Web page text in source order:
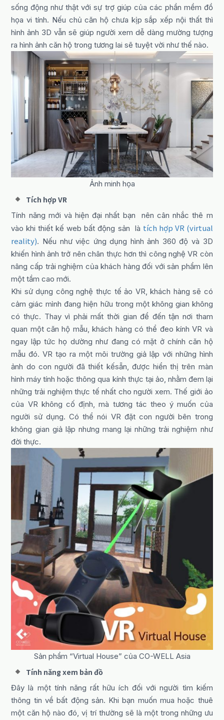
sống động như thật với sự trợ giúp của các phần mềm đồ
họa vi tính. Nếu chủ căn hộ chưa kịp sắp xếp nội thất thì
hình ảnh 3D vẫn sẽ giúp người xem dễ dàng mường tượng
ra hình ảnh căn hộ trong tương lai sẽ tuyệt vời như thế nào.
Ảnh minh họa
Tích hợp VR
Tính năng mới và hiện đại nhất bạn nên cân nhắc thê m
vào khi thiết kế web bất động sản là tích hợp VR (virtual
reality). Nếu như việc ứng dụng hình ảnh 360 độ và 3D
khiến hình ảnh trở nên chân thực hơn thì công nghệ VR còn
nâng cấp trải nghiệm của khách hàng đối với sản phẩm lên
một tầm cao mới.
Khi sử dụng công nghệ thực tế ảo VR, khách hàng sẽ có
cảm giác mình đang hiện hữu trong một không gian không
có thực. Thay vì phải mất thời gian để đến tận nơi tham
quan một căn hộ mẫu, khách hàng có thể đeo kính VR và
ngay lập tức họ dường như đang có mặt ở chính căn hộ
mẫu đó. VR tạo ra một môi trường giả lập với những hình
ảnh do con người đã thiết kếsẵn, được hiển thị trên màn
hình máy tính hoặc thông qua kính thực tại ảo, nhằm đem lại
những trải nghiệm thực tế nhất cho người xem. Thế giới ảo
của VR không cố định, mà tương tác theo ý muốn của
người sử dụng. Có thể nói VR đặt con người bên trong
không gian giả lập nhưng mang lại những trải nghiệm như
đời thực.
Sản phẩm “Virtual House” của CO-WELL Asia
Tính năng xem bản đồ
Đây là một tính năng rất hữu ích đối với người tìm kiếm
thông tin về bất động sản. Khi bạn muốn mua hoặc thuê
một căn hộ nào đó, vị trí thường sẽ là một trong những ưu